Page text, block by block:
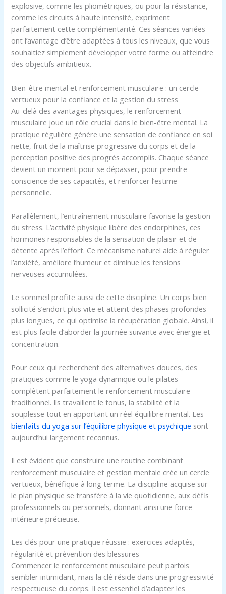
explosive, comme les pliométriques, ou pour la résistance,
comme les circuits à haute intensité, expriment
parfaitement cette complémentarité. Ces séances variées
ont l’avantage d’être adaptées à tous les niveaux, que vous
souhaitiez simplement développer votre forme ou atteindre
des objectifs ambitieux.
Bien-être mental et renforcement musculaire : un cercle
vertueux pour la confiance et la gestion du stress
Au-delà des avantages physiques, le renforcement
musculaire joue un rôle crucial dans le bien-être mental. La
pratique régulière génère une sensation de confiance en soi
nette, fruit de la maîtrise progressive du corps et de la
perception positive des progrès accomplis. Chaque séance
devient un moment pour se dépasser, pour prendre
conscience de ses capacités, et renforcer l’estime
personnelle.
Parallèlement, l’entraînement musculaire favorise la gestion
du stress. L’activité physique libère des endorphines, ces
hormones responsables de la sensation de plaisir et de
détente après l’effort. Ce mécanisme naturel aide à réguler
l’anxiété, améliore l’humeur et diminue les tensions
nerveuses accumulées.
Le sommeil profite aussi de cette discipline. Un corps bien
sollicité s’endort plus vite et atteint des phases profondes
plus longues, ce qui optimise la récupération globale. Ainsi, il
est plus facile d’aborder la journée suivante avec énergie et
concentration.
Pour ceux qui recherchent des alternatives douces, des
pratiques comme le yoga dynamique ou le pilates
complètent parfaitement le renforcement musculaire
traditionnel. Ils travaillent le tonus, la stabilité et la
souplesse tout en apportant un réel équilibre mental. Les
bienfaits du yoga sur l’équilibre physique et psychique sont
aujourd’hui largement reconnus.
Il est évident que construire une routine combinant
renforcement musculaire et gestion mentale crée un cercle
vertueux, bénéfique à long terme. La discipline acquise sur
le plan physique se transfère à la vie quotidienne, aux défis
professionnels ou personnels, donnant ainsi une force
intérieure précieuse.
Les clés pour une pratique réussie : exercices adaptés,
régularité et prévention des blessures
Commencer le renforcement musculaire peut parfois
sembler intimidant, mais la clé réside dans une progressivité
respectueuse du corps. Il est essentiel d’adapter les